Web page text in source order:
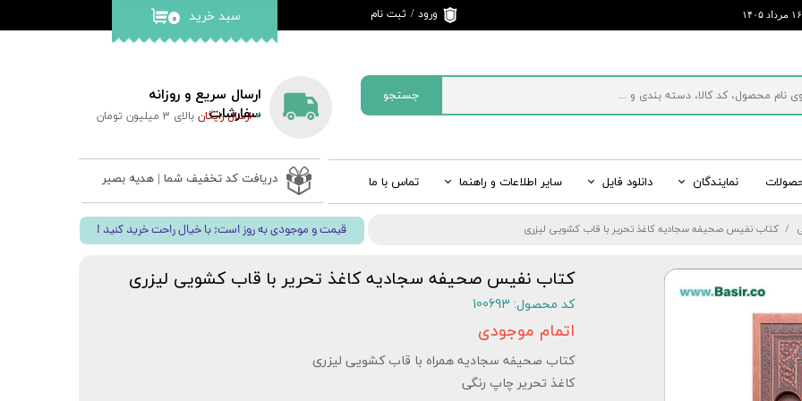
ارسال سریع و روزانه
سفارشات
>ارسال رایگانبالای 3 میلیون تومان
ورود / ثبت نام
تغییر گذر واژه
سفارشات
کاربری
۰ سبد خرید
قرآن رنگی، کتاب رنگی
سایر کتب نفیس، کتاب نفیس
نمایندگان
ایران
دانلود فایل سایر اطلاعات و راهنما
اطلاعات تماس و ارسال پیام
لیست قیمت کلی انواع قلم بصیر
تماس با ما دریافت کد تخفیف شما | هدیه بصیر
جستجو
! قیمت و موجودی به روز است; با خیال راحت خرید کنید کتاب نفیس صحیفه سجادیه کاغذ تحریر با قاب کشویی لیزری
کتاب نفیس صحیفه سجادیه کاغذ تحریر با قاب کشویی لیزری
کد محصول: 100693
اتمام موجودی
کتاب صحیفه سجادیه همراه با قاب کشویی لیزری
کاغذ تحریر چاپ رنگی